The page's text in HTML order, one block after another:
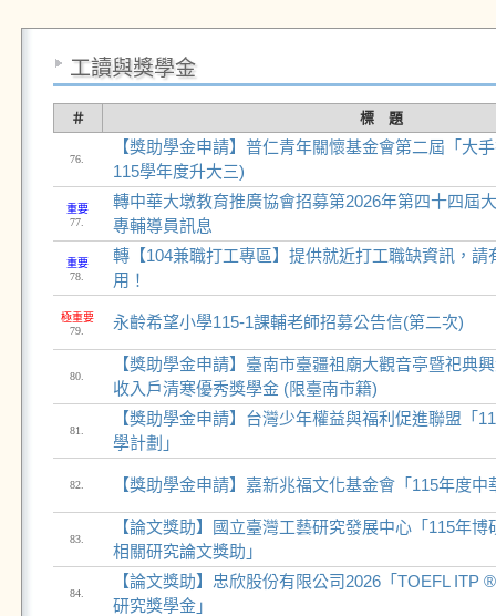
工讀與獎學金
＃ 標 題
76.
【獎助學金申請】普仁青年關懷基金會第二屆「大
115學年度升大三)
重要
77.
轉中華大墩教育推廣協會招募第2026年第四十四屆
專輔導員訊息
重要
78.
轉【104兼職打工專區】提供就近打工職缺資訊，請
用！
極重要
79.
永齡希望小學115-1課輔老師招募公告信(第二次)
80.
【獎助學金申請】臺南市臺疆祖廟大觀音亭暨祀典
收入戶清寒優秀獎學金 (限臺南市籍)
81.
【獎助學金申請】台灣少年權益與福利促進聯盟「
學計劃」
82. 【獎助學金申請】嘉新兆福文化基金會「115年度
83.
【論文獎助】國立臺灣工藝研究發展中心「115年
相關研究論文獎助」
84.
【論文獎助】忠欣股份有限公司2026「TOEFL ITP
研究獎學金」